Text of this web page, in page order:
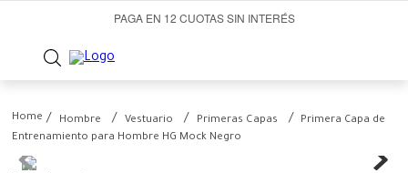
PAGA EN 12 CUOTAS SIN INTERÉS
Hombre Vestuario Primeras Capas
Primera Capa de
Entrenamiento para Hombre HG Mock Negro